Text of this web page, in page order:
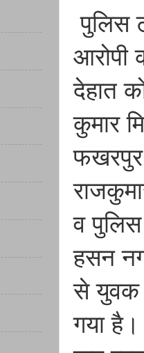
पुलिस
आरोपी
देहात
कुमार
फखरपुर
व
हसन
से युवक
गया